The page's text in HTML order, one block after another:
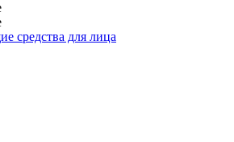
средства для лица